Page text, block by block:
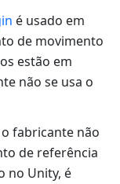
é usado em
de movimento
estão em
não se usa o
fabricante não
de referência
no Unity, é